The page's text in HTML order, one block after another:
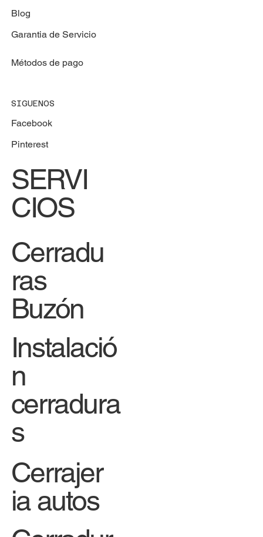
Blog
Garantia de Servicio
Métodos de pago
SIGUENOS
Facebook
Pinterest
SERVI
CIOS
Cerradu
ras
Buzón
Instalació
n
cerradura
s
Cerrajer
ia autos